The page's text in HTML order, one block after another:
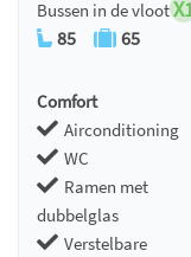
Bussen in de vloot
85 65
Comfort
Airconditioning
WC
Ramen met
dubbelglas
Verstelbare